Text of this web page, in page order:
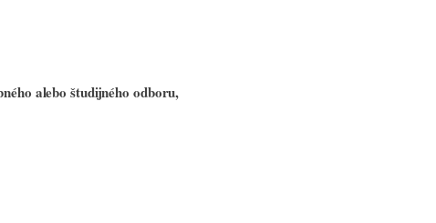
alebo študijného odboru,